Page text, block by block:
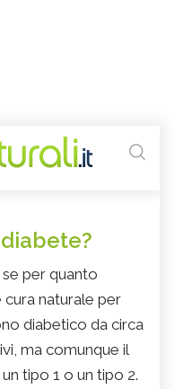
per quanto
cura naturale per
diabetico da circa
ma comunque il
tipo 1 o un tipo 2.